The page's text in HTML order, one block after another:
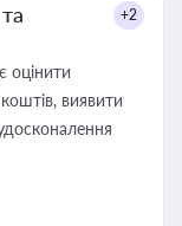
+2
оцінити
виявити